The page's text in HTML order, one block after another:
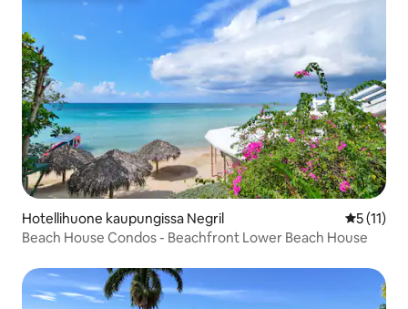
Hotellihuone kaupungissa Negril
5 (11)
Beach House Condos - Beachfront Lower Beach House